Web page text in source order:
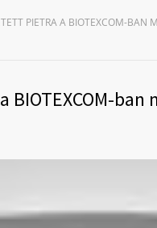
PIETRA A BIOTEXCOM-BAN